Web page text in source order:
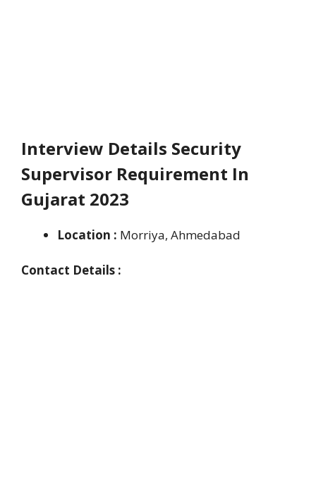
Interview Details Security
Supervisor Requirement In
Gujarat 2023
Location : Morriya, Ahmedabad
Contact Details :